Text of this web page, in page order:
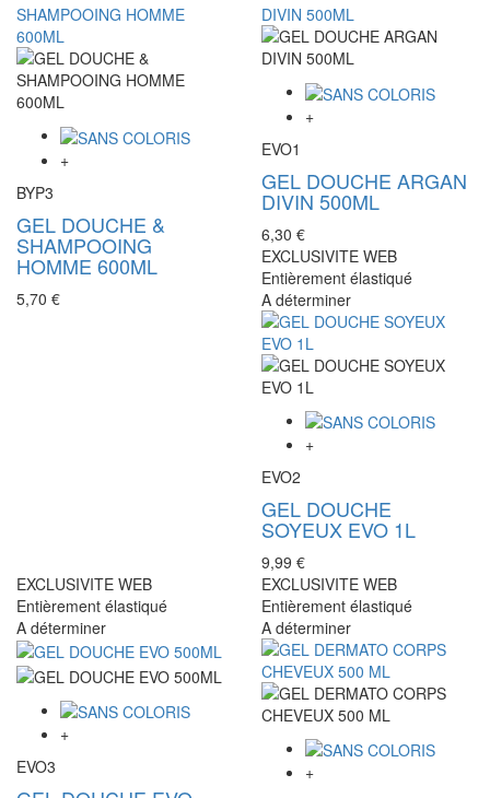
+
BYP3
GEL DOUCHE &
SHAMPOOING
HOMME 600ML
5,70 €
+
EVO1
GEL DOUCHE ARGAN
DIVIN 500ML
6,30 €
EXCLUSIVITE WEB
Entièrement élastiqué
A déterminer
+
EVO2
GEL DOUCHE
SOYEUX EVO 1L
9,99 €
EXCLUSIVITE WEB
Entièrement élastiqué
A déterminer
+
EVO3
EXCLUSIVITE WEB
Entièrement élastiqué
A déterminer
+